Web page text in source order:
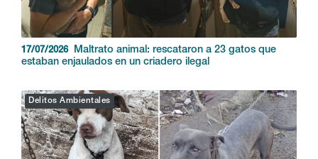
17/07/2026
Maltrato animal: rescataron a 23 gatos que
estaban enjaulados en un criadero ilegal
Delitos Ambientales